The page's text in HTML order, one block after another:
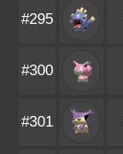
#295
#300
#301